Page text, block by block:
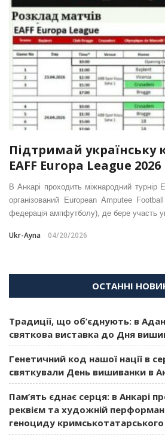
Підтримай українську
EAFF Europa League 2026
В Анкарі проходить міжнародний турнір
організований European Amputee
федерація ампфутболу), де бере участь
Ukr-Ayna 04/20/2026
ОСТАННІ
Традиції, що об’єднують: в
святкова виставка до Дня
Генетичний код нашої нації в
святкували День вишиванки в
Пам’ять єднає серця: в Анкарі
реквієм та художній
геноциду